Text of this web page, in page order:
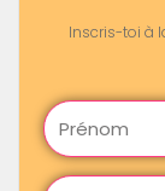
Inscris-toi à